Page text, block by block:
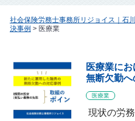
社会保険労務士事務所リジョイス｜石
決事例 > 医療業
医療業に
無断欠勤へ
医療業
現状の労